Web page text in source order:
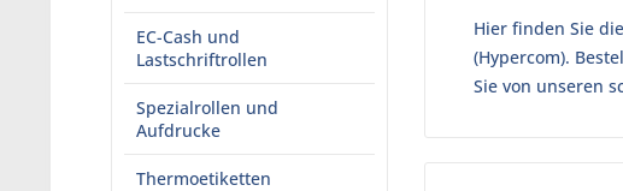
EC-Cash und
Lastschriftrollen
Spezialrollen und
Aufdrucke
Thermoetiketten
Hier finden Sie
(Hypercom).
Sie von unseren